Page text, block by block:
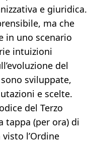
e giuridica.
ma che
in uno scenario
intuizioni
del
sviluppate,
e scelte.
del Terzo
tappa (per ora) di
l’Ordine